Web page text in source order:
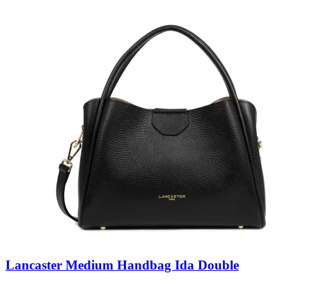
Lancaster Medium Handbag Ida Double